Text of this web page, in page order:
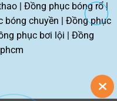
| Đồng phục bóng rổ|
bóng chuyền
Đồng phục
phục bơi lội
Đồng